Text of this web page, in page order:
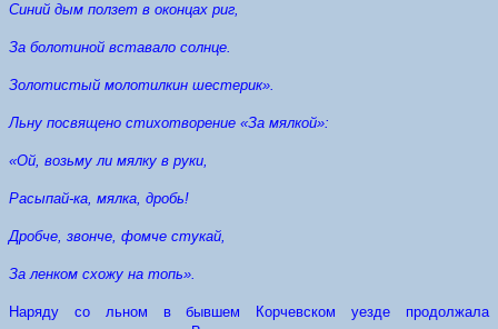
Синий дым ползет в оконцах риг,
За болотиной вставало солнце.
Золотистый молотилкин шестерик».
Льну посвящено стихотворение «За мялкой»:
«Ой, возьму ли мялку в руки,
Расыпай-ка, мялка, дробь!
Дробче, звонче, фомче стукай,
За ленком схожу на топь».
Наряду со льном в бывшем Корчевском уезде продолжала